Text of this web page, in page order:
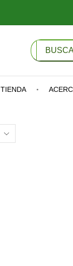
Search
TIENDA